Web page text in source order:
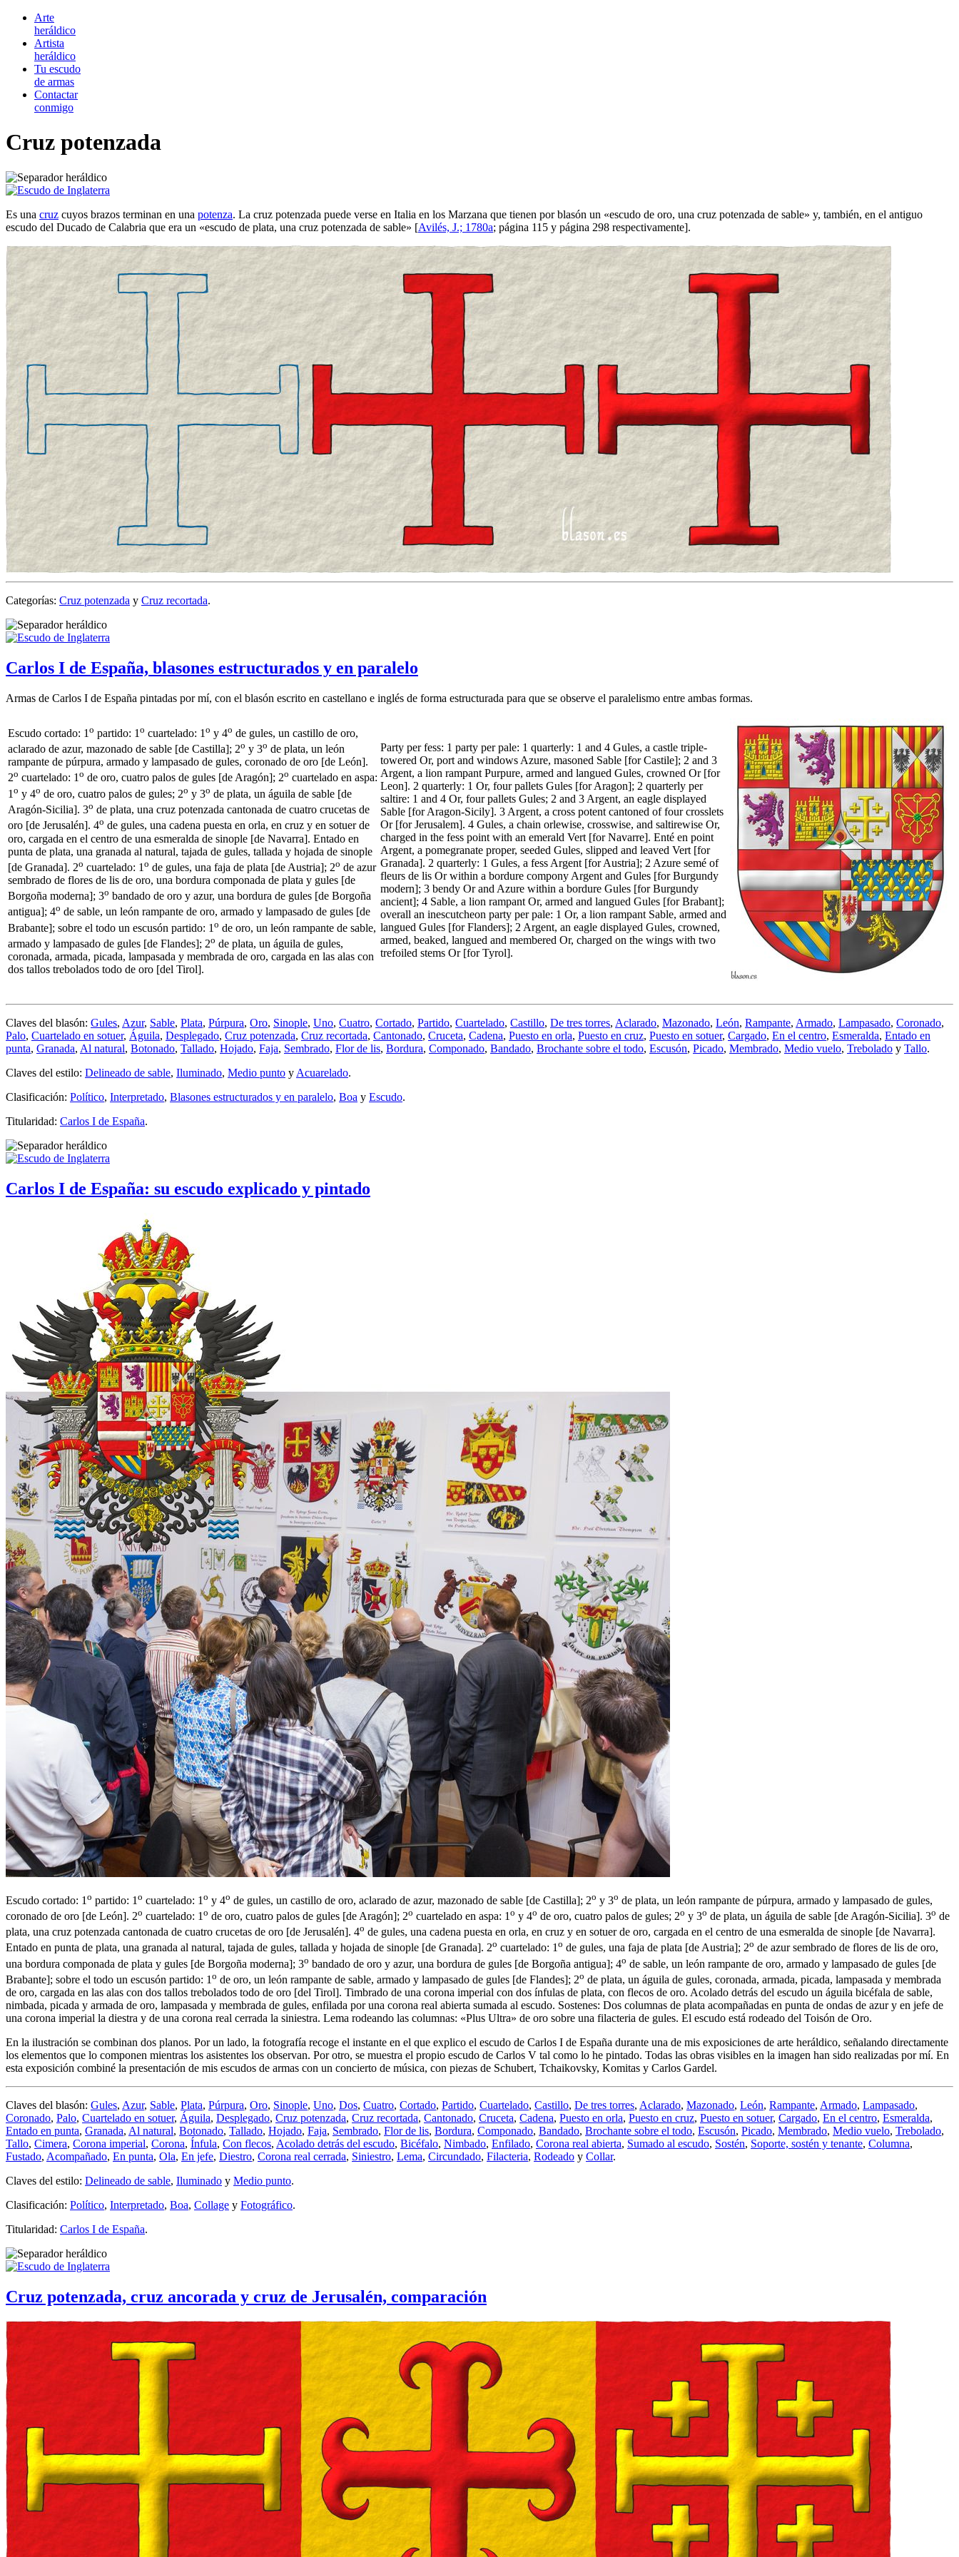
Arte
heráldico
Artista
heráldico
Tu escudo
de armas
Contactar
conmigo
Cruz potenzada
Es una cruz cuyos brazos terminan en una potenza. La cruz potenzada puede verse en Italia en los Marzana que tienen por blasón un «escudo de oro, una cruz potenzada de sable» y, también, en el antiguo
escudo del Ducado de Calabria que era un «escudo de plata, una cruz potenzada de sable» [Avilés, J.; 1780a; página 115 y página 298 respectivamente].
Categorías: Cruz potenzada y Cruz recortada.
Carlos I de España, blasones estructurados y en paralelo
Armas de Carlos I de España pintadas por mí, con el blasón escrito en castellano e inglés de forma estructurada para que se observe el paralelismo entre ambas formas.
Escudo cortado: 1 o partido: 1 o cuartelado: 1 o y 4o de gules, un castillo de oro,
aclarado de azur, mazonado de sable [de Castilla]; 2o y 3o de plata, un león
rampante de púrpura, armado y lampasado de gules, coronado de oro [de León].
2o cuartelado: 1o de oro, cuatro palos de gules [de Aragón]; 2o cuartelado en aspa:
1 o y 4o de oro, cuatro palos de gules; 2o y 3o de plata, un águila de sable [de
Aragón-Sicilia]. 3o de plata, una cruz potenzada cantonada de cuatro crucetas de
oro [de Jerusalén]. 4o de gules, una cadena puesta en orla, en cruz y en sotuer de
oro, cargada en el centro de una esmeralda de sinople [de Navarra]. Entado en
punta de plata, una granada al natural, tajada de gules, tallada y hojada de sinople
[de Granada]. 2o cuartelado: 1 o de gules, una faja de plata [de Austria]; 2o de azur
sembrado de flores de lis de oro, una bordura componada de plata y gules [de
Borgoña moderna]; 3o bandado de oro y azur, una bordura de gules [de Borgoña
antigua]; 4o de sable, un león rampante de oro, armado y lampasado de gules [de
Brabante]; sobre el todo un escusón partido: 1 o de oro, un león rampante de sable,
armado y lampasado de gules [de Flandes]; 2o de plata, un águila de gules,
coronada, armada, picada, lampasada y membrada de oro, cargada en las alas con
dos tallos trebolados todo de oro [del Tirol].
Party per fess: 1 party per pale: 1 quarterly: 1 and 4 Gules, a castle triple-
towered Or, port and windows Azure, masoned Sable [for Castile]; 2 and 3
Argent, a lion rampant Purpure, armed and langued Gules, crowned Or [for
Leon]. 2 quarterly: 1 Or, four pallets Gules [for Aragon]; 2 quarterly per
saltire: 1 and 4 Or, four pallets Gules; 2 and 3 Argent, an eagle displayed
Sable [for Aragon-Sicily]. 3 Argent, a cross potent cantoned of four crosslets
Or [for Jerusalem]. 4 Gules, a chain orlewise, crosswise, and saltirewise Or,
charged in the fess point with an emerald Vert [for Navarre]. Enté en point
Argent, a pomegranate proper, seeded Gules, slipped and leaved Vert [for
Granada]. 2 quarterly: 1 Gules, a fess Argent [for Austria]; 2 Azure semé of
fleurs de lis Or within a bordure compony Argent and Gules [for Burgundy
modern]; 3 bendy Or and Azure within a bordure Gules [for Burgundy
ancient]; 4 Sable, a lion rampant Or, armed and langued Gules [for Brabant];
overall an inescutcheon party per pale: 1 Or, a lion rampant Sable, armed and
langued Gules [for Flanders]; 2 Argent, an eagle displayed Gules, crowned,
armed, beaked, langued and membered Or, charged on the wings with two
trefoiled stems Or [for Tyrol].
Claves del blasón: Gules, Azur, Sable, Plata, Púrpura, Oro, Sinople, Uno, Cuatro, Cortado, Partido, Cuartelado, Castillo, De tres torres, Aclarado, Mazonado, León, Rampante, Armado, Lampasado, Coronado,
Palo, Cuartelado en sotuer, Águila, Desplegado, Cruz potenzada, Cruz recortada, Cantonado, Cruceta, Cadena, Puesto en orla, Puesto en cruz, Puesto en sotuer, Cargado, En el centro, Esmeralda, Entado en
punta, Granada, Al natural, Botonado, Tallado, Hojado, Faja, Sembrado, Flor de lis, Bordura, Componado, Bandado, Brochante sobre el todo, Escusón, Picado, Membrado, Medio vuelo, Trebolado y Tallo.
Claves del estilo: Delineado de sable, Iluminado, Medio punto y Acuarelado.
Clasificación: Político, Interpretado, Blasones estructurados y en paralelo, Boa y Escudo.
Titularidad: Carlos I de España.
Carlos I de España: su escudo explicado y pintado
Escudo cortado: 1 o partido: 1 o cuartelado: 1 o y 4o de gules, un castillo de oro, aclarado de azur, mazonado de sable [de Castilla]; 2o y 3o de plata, un león rampante de púrpura, armado y lampasado de gules,
coronado de oro [de León]. 2o cuartelado: 1 o de oro, cuatro palos de gules [de Aragón]; 2o cuartelado en aspa: 1 o y 4o de oro, cuatro palos de gules; 2o y 3o de plata, un águila de sable [de Aragón-Sicilia]. 3o de
plata, una cruz potenzada cantonada de cuatro crucetas de oro [de Jerusalén]. 4o de gules, una cadena puesta en orla, en cruz y en sotuer de oro, cargada en el centro de una esmeralda de sinople [de Navarra].
Entado en punta de plata, una granada al natural, tajada de gules, tallada y hojada de sinople [de Granada]. 2o cuartelado: 1o de gules, una faja de plata [de Austria]; 2o de azur sembrado de flores de lis de oro,
una bordura componada de plata y gules [de Borgoña moderna]; 3o bandado de oro y azur, una bordura de gules [de Borgoña antigua]; 4o de sable, un león rampante de oro, armado y lampasado de gules [de
Brabante]; sobre el todo un escusón partido: 1o de oro, un león rampante de sable, armado y lampasado de gules [de Flandes]; 2o de plata, un águila de gules, coronada, armada, picada, lampasada y membrada
de oro, cargada en las alas con dos tallos trebolados todo de oro [del Tirol]. Timbrado de una corona imperial con dos ínfulas de plata, con flecos de oro. Acolado detrás del escudo un águila bicéfala de sable,
nimbada, picada y armada de oro, lampasada y membrada de gules, enfilada por una corona real abierta sumada al escudo. Sostenes: Dos columnas de plata acompañadas en punta de ondas de azur y en jefe de
una corona imperial la diestra y de una corona real cerrada la siniestra. Lema rodeando las columnas: «Plus Ultra» de oro sobre una filacteria de gules. El escudo está rodeado del Toisón de Oro.
En la ilustración se combinan dos planos. Por un lado, la fotografía recoge el instante en el que explico el escudo de Carlos I de España durante una de mis exposiciones de arte heráldico, señalando directamente
los elementos que lo componen mientras los asistentes los observan. Por otro, se muestra el propio escudo de Carlos V tal como lo he pintado. Todas las obras visibles en la imagen han sido realizadas por mí. En
esta exposición combiné la presentación de mis escudos de armas con un concierto de música, con piezas de Schubert, Tchaikovsky, Komitas y Carlos Gardel.
Claves del blasón: Gules, Azur, Sable, Plata, Púrpura, Oro, Sinople, Uno, Dos, Cuatro, Cortado, Partido, Cuartelado, Castillo, De tres torres, Aclarado, Mazonado, León, Rampante, Armado, Lampasado,
Coronado, Palo, Cuartelado en sotuer, Águila, Desplegado, Cruz potenzada, Cruz recortada, Cantonado, Cruceta, Cadena, Puesto en orla, Puesto en cruz, Puesto en sotuer, Cargado, En el centro, Esmeralda,
Entado en punta, Granada, Al natural, Botonado, Tallado, Hojado, Faja, Sembrado, Flor de lis, Bordura, Componado, Bandado, Brochante sobre el todo, Escusón, Picado, Membrado, Medio vuelo, Trebolado,
Tallo, Cimera, Corona imperial, Corona, Ínfula, Con flecos, Acolado detrás del escudo, Bicéfalo, Nimbado, Enfilado, Corona real abierta, Sumado al escudo, Sostén, Soporte, sostén y tenante, Columna,
Fustado, Acompañado, En punta, Ola, En jefe, Diestro, Corona real cerrada, Siniestro, Lema, Circundado, Filacteria, Rodeado y Collar.
Claves del estilo: Delineado de sable, Iluminado y Medio punto.
Clasificación: Político, Interpretado, Boa, Collage y Fotográfico.
Titularidad: Carlos I de España.
Cruz potenzada, cruz ancorada y cruz de Jerusalén, comparación